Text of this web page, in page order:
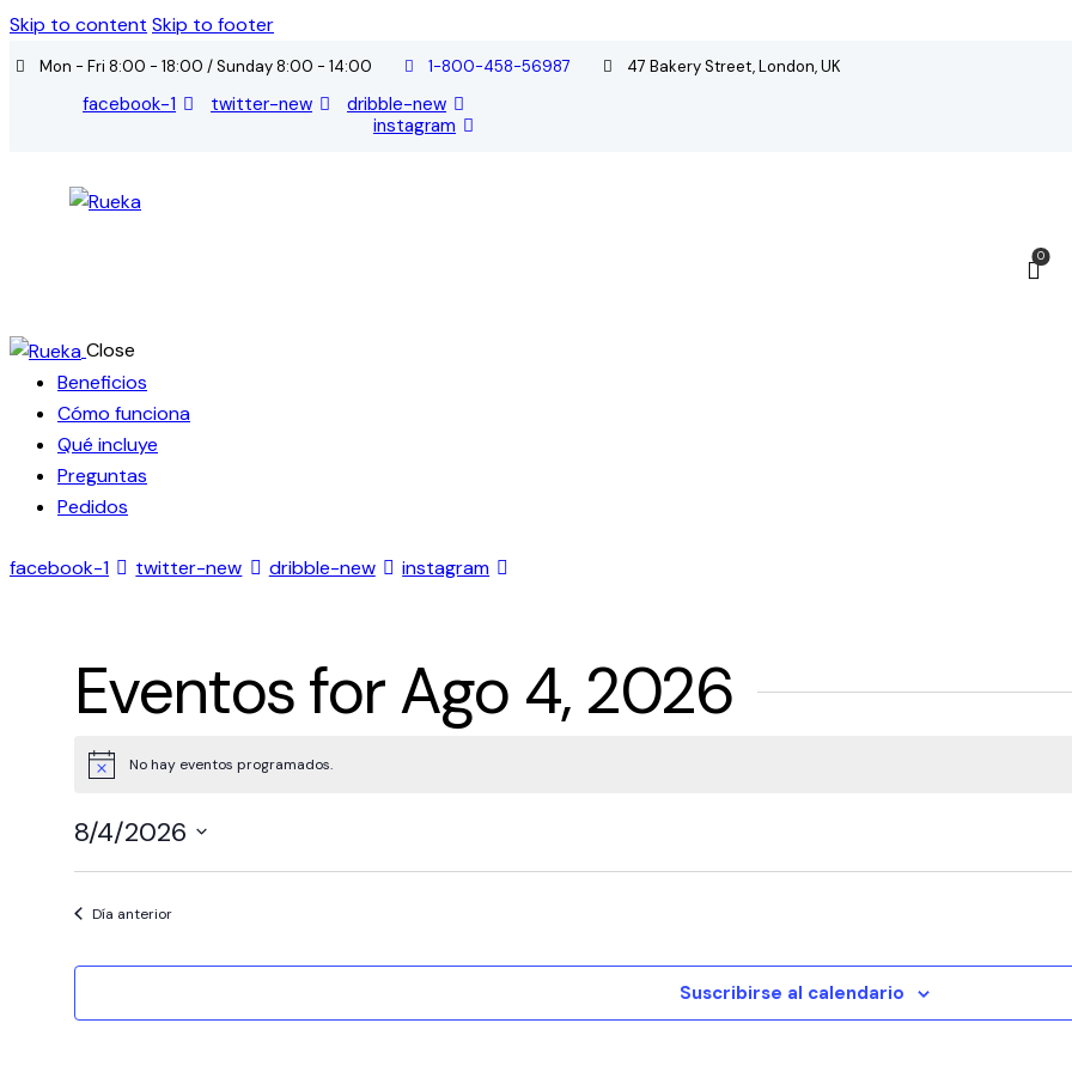
Skip to content Skip to footer
Mon - Fri 8:00 - 18:00 / Sunday 8:00 - 14:00 1-800-458-56987 47 Bakery Street, London, UK
facebook-1 twitter-new
dribble-new
instagram
0
Close
Beneficios
Cómo funciona
Qué incluye
Preguntas
Pedidos
facebook-1 twitter-new dribble-new instagram
Eventos for Ago 4, 2026
NoticeNo hay eventos programados.
8/4/2026
Seleccionar
Día anterior
Suscribirse al calendario